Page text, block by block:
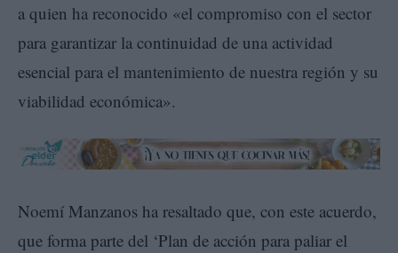
a quien ha reconocido «el compromiso con el sector
para garantizar la continuidad de una actividad
esencial para el mantenimiento de nuestra región y su
viabilidad económica».
Noemí Manzanos ha resaltado que, con este acuerdo,
que forma parte del ‘Plan de acción para paliar el